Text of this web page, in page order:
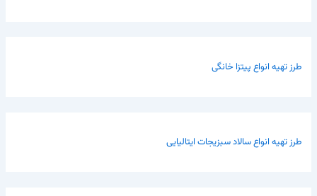
طرز تهیه انواع پیتزا خانگی
طرز تهیه انواع سالاد سبزیجات ایتالیایی